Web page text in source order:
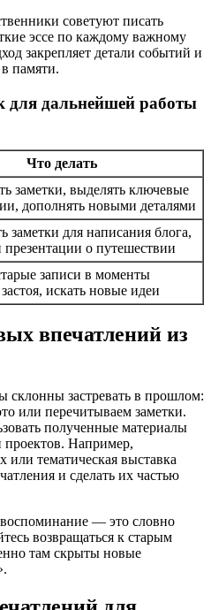
советуют писать
эссе по каждому важному
закрепляет детали событий и
памяти.
для дальнейшей работы
Что делать
заметки, выделять ключевые
дополнять новыми деталями
заметки для написания блога,
презентации о путешествии
записи в моменты
искать новые идеи
впечатлений из
склонны застревать в прошлом:
или перечитываем заметки.
полученные материалы
проектов. Например,
тематическая выставка
и сделать их частью
— это словно
возвращаться к старым
там скрыты новые